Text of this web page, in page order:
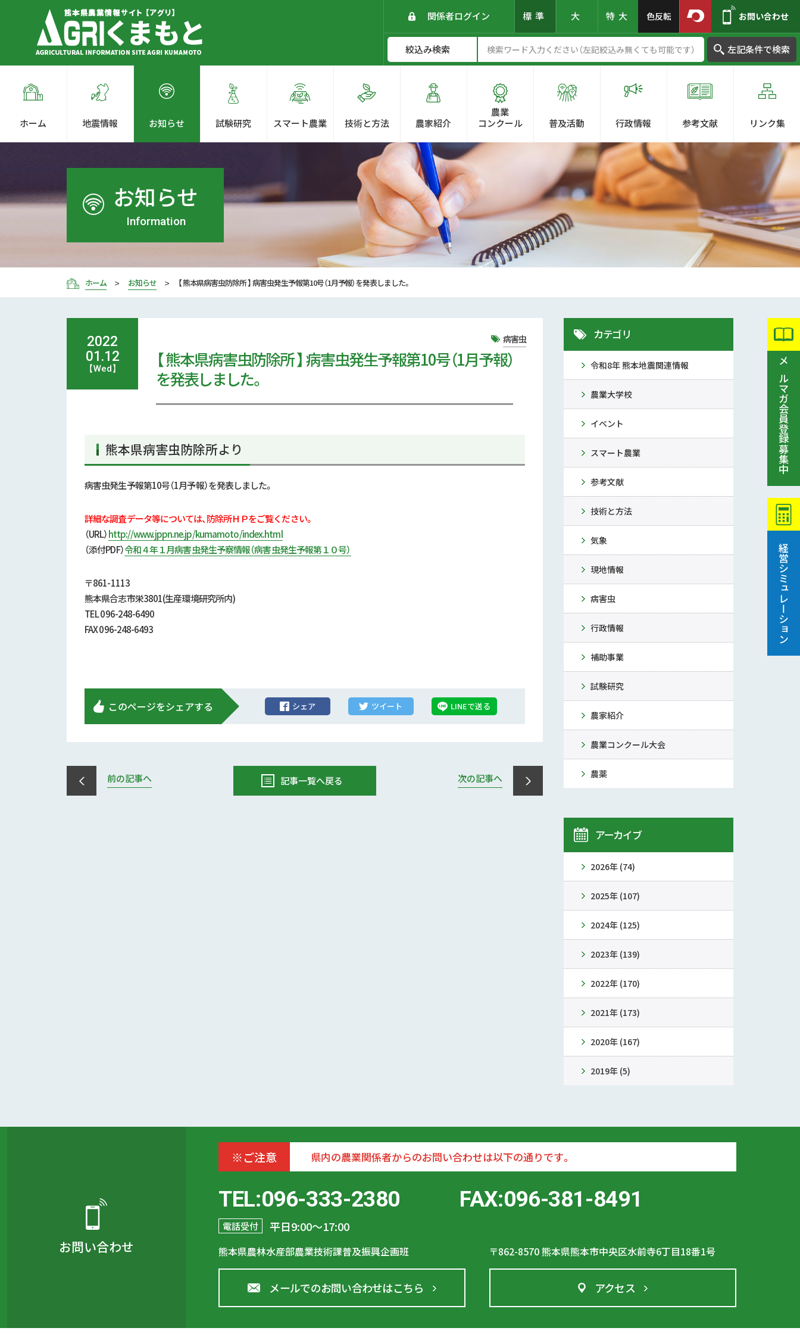
関係者ログイン 標準 大 特大 色反転 お問い合わせ
左記条件で検索
ホーム 地震情報 お知らせ 試験研究 スマート農業 技術と方法 農家紹介
農業
コンクール
普及活動 行政情報 参考文献 リンク集
お知らせ
Information
ホーム お知らせ 【 熊本県病害虫防除所 】 病害虫発生予報第10号（1月予報）を発表しました。
メルマガ会員登録募集中
経営シミュレーション
2022
01.12
【Wed】
【 熊本県病害虫防除所 】 病害虫発生予報第10号（1月予報）
を発表しました。
熊本県病害虫防除所より
病害虫発生予報第10号（1月予報）を発表しました。
詳細な調査データ等については、防除所ＨＰをご覧ください。
（URL）http://www.jppn.ne.jp/kumamoto/index.html
（添付PDF）令和４年１月病害虫発生予察情報（病害虫発生予報第１０号）
〒861-1113
熊本県合志市栄3801(生産環境研究所内)
TEL 096-248-6490
FAX 096-248-6493
このページをシェアする シェア ツイート LINEで送る
病害虫
前の記事へ 次の記事へ
記事一覧へ戻る
カテゴリ
令和8年 熊本地震関連情報
農業大学校
イベント
スマート農業
参考文献
技術と方法
気象
現地情報
病害虫
行政情報
補助事業
試験研究
農家紹介
農業コンクール大会
農薬
アーカイブ
2026年 (74)
2025年 (107)
2024年 (125)
2023年 (139)
2022年 (170)
2021年 (173)
2020年 (167)
2019年 (5)
お問い合わせ
※ご注意 県内の農業関係者からのお問い合わせは以下の通りです。
TEL:096-333-2380
電話受付 平日9:00〜17:00
FAX:096-381-8491
熊本県農林水産部農業技術課普及振興企画班 〒862-8570熊本県熊本市中央区水前寺6丁目18番1号
メールでのお問い合わせはこちら アクセス